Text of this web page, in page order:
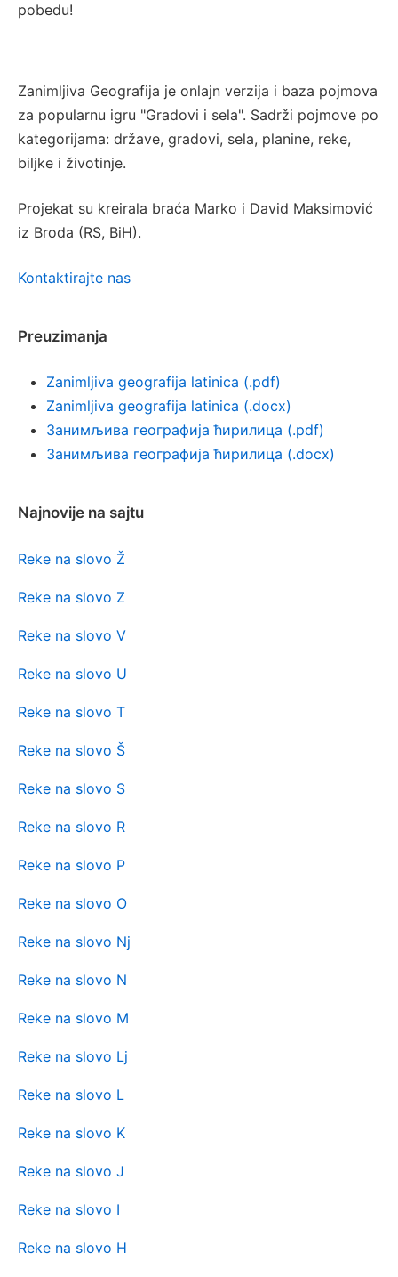
pobedu!
Zanimljiva Geografija je onlajn verzija i baza pojmova
za popularnu igru "Gradovi i sela". Sadrži pojmove po
kategorijama: države, gradovi, sela, planine, reke,
biljke i životinje.
Projekat su kreirala braća Marko i David Maksimović
iz Broda (RS, BiH).
Kontaktirajte nas
Preuzimanja
Zanimljiva geografija latinica (.pdf)
Zanimljiva geografija latinica (.docx)
Занимљива географија ћирилица (.pdf)
Занимљива географија ћирилица (.docx)
Najnovije na sajtu
Reke na slovo Ž
Reke na slovo Z
Reke na slovo V
Reke na slovo U
Reke na slovo T
Reke na slovo Š
Reke na slovo S
Reke na slovo R
Reke na slovo P
Reke na slovo O
Reke na slovo Nj
Reke na slovo N
Reke na slovo M
Reke na slovo Lj
Reke na slovo L
Reke na slovo K
Reke na slovo J
Reke na slovo I
Reke na slovo H